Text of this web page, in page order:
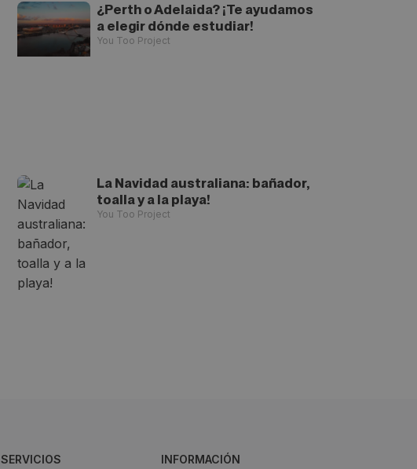
¿Perth o Adelaida? ¡Te ayudamos
a elegir dónde estudiar!
You Too Project
La Navidad australiana: bañador,
toalla y a la playa!
You Too Project
SERVICIOS INFORMACIÓN